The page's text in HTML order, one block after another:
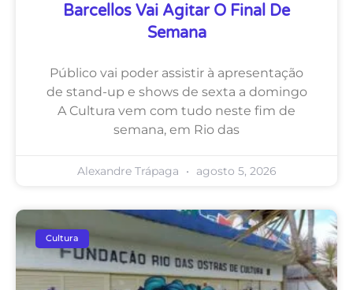
Barcellos Vai Agitar O Final De
Semana
Público vai poder assistir à apresentação
de stand-up e shows de sexta a domingo
A Cultura vem com tudo neste fim de
semana, em Rio das
Alexandre Trápaga agosto 5, 2026
Cultura